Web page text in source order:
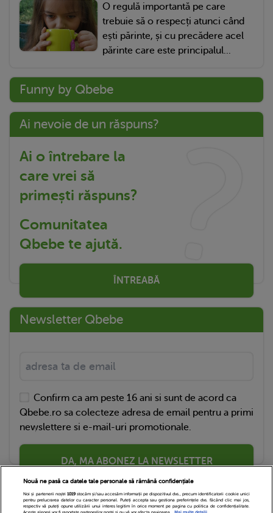
O regulă importantă pe care
trebuie să o respecți atunci când
ești părinte, și cu precădere acel
părinte care este principalul...
Funny by Qbebe
Ai nevoie de un răspuns?
Ai o întrebare la
care vrei să
primești răspuns?
Comunitatea
Qbebe te ajută.
ÎNTREABĂ
Newsletter Qbebe
Confirm ca am peste 16 ani si sunt de acord ca
Qbebe.ro sa colecteze adresa de email pentru a primi
newslettere si e-mail-uri promotionale.
DA, MA ABONEZ LA NEWSLETTER
Nouă ne pasă ca datele tale personale să rămână confidențiale
Noi și partenerii noștri 1019stocăm și/sau accesăm informații pe dispozitivul dvs., precum identificatorii cookie unici
pentru prelucrarea datelor cu caracter personal. Puteți accepta sau gestiona preferințele dvs. făcând clic mai jos,
respectiv vă puteți opune utilizării unui interes legitim în orice moment pe pagina cu politica de confidențialitate.